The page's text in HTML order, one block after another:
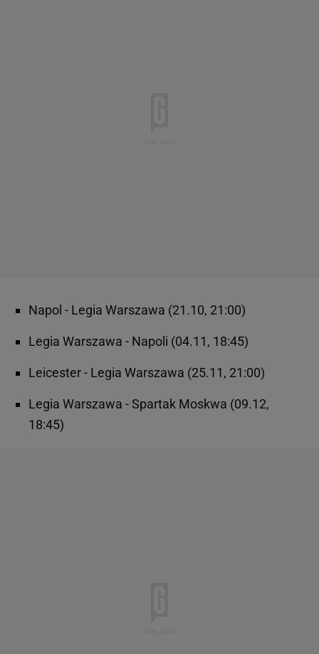
Napol - Legia Warszawa (21.10, 21:00)
Legia Warszawa - Napoli (04.11, 18:45)
Leicester - Legia Warszawa (25.11, 21:00)
Legia Warszawa - Spartak Moskwa (09.12,
18:45)